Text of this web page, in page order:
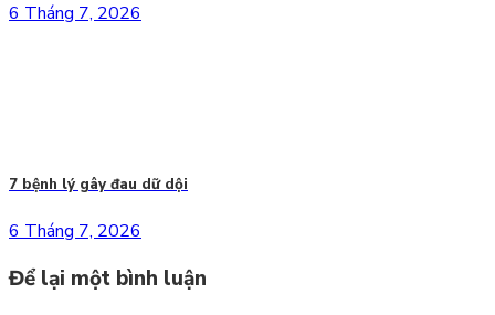
6 Tháng 7, 2026
7 bệnh lý gây đau dữ dội
6 Tháng 7, 2026
Để lại một bình luận